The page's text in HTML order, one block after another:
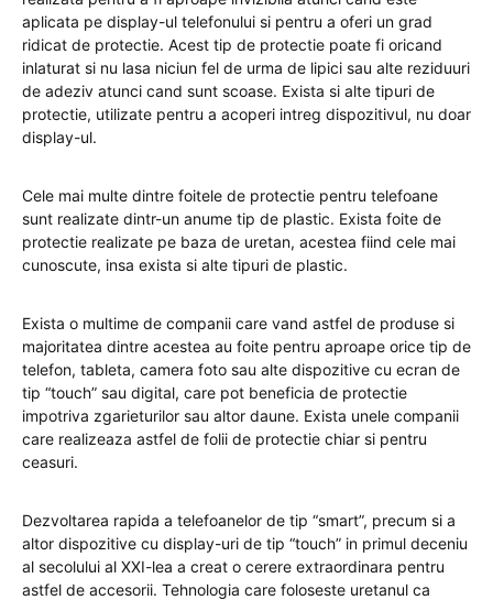
aplicata pe display-ul telefonului si pentru a oferi un grad
ridicat de protectie. Acest tip de protectie poate fi oricand
inlaturat si nu lasa niciun fel de urma de lipici sau alte reziduuri
de adeziv atunci cand sunt scoase. Exista si alte tipuri de
protectie, utilizate pentru a acoperi intreg dispozitivul, nu doar
display-ul.
Cele mai multe dintre foitele de protectie pentru telefoane
sunt realizate dintr-un anume tip de plastic. Exista foite de
protectie realizate pe baza de uretan, acestea fiind cele mai
cunoscute, insa exista si alte tipuri de plastic.
Exista o multime de companii care vand astfel de produse si
majoritatea dintre acestea au foite pentru aproape orice tip de
telefon, tableta, camera foto sau alte dispozitive cu ecran de
tip “touch” sau digital, care pot beneficia de protectie
impotriva zgarieturilor sau altor daune. Exista unele companii
care realizeaza astfel de folii de protectie chiar si pentru
ceasuri.
Dezvoltarea rapida a telefoanelor de tip “smart”, precum si a
altor dispozitive cu display-uri de tip “touch” in primul deceniu
al secolului al XXI-lea a creat o cerere extraordinara pentru
astfel de accesorii. Tehnologia care foloseste uretanul ca